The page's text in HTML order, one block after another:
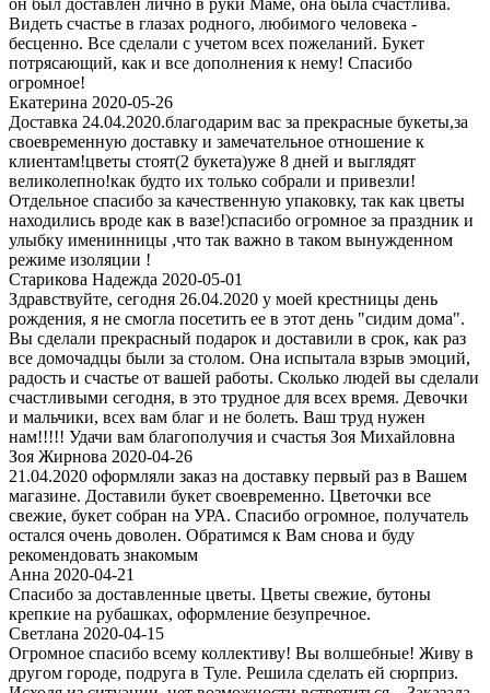
он был доставлен лично в руки Маме, она была счастлива.
Видеть счастье в глазах родного, любимого человека -
бесценно. Все сделали с учетом всех пожеланий. Букет
потрясающий, как и все дополнения к нему! Спасибо
огромное!
Екатерина 2020-05-26
Доставка 24.04.2020.благодарим вас за прекрасные букеты,за
своевременную доставку и замечательное отношение к
клиентам!цветы стоят(2 букета)уже 8 дней и выглядят
великолепно!как будто их только собрали и привезли!
Отдельное спасибо за качественную упаковку, так как цветы
находились вроде как в вазе!)спасибо огромное за праздник и
улыбку именинницы ,что так важно в таком вынужденном
режиме изоляции !
Старикова Надежда 2020-05-01
Здравствуйте, сегодня 26.04.2020 у моей крестницы день
рождения, я не смогла посетить ее в этот день "сидим дома".
Вы сделали прекрасный подарок и доставили в срок, как раз
все домочадцы были за столом. Она испытала взрыв эмоций,
радость и счастье от вашей работы. Сколько людей вы сделали
счастливыми сегодня, в это трудное для всех время. Девочки
и мальчики, всех вам благ и не болеть. Ваш труд нужен
нам!!!!! Удачи вам благополучия и счастья Зоя Михайловна
Зоя Жирнова 2020-04-26
21.04.2020 оформляли заказ на доставку первый раз в Вашем
магазине. Доставили букет своевременно. Цветочки все
свежие, букет собран на УРА. Спасибо огромное, получатель
остался очень доволен. Обратимся к Вам снова и буду
рекомендовать знакомым
Анна 2020-04-21
Спасибо за доставленные цветы. Цветы свежие, бутоны
крепкие на рубашках, оформление безупречное.
Светлана 2020-04-15
Огромное спасибо всему коллективу! Вы волшебные! Живу в
другом городе, подруга в Туле. Решила сделать ей сюрприз.